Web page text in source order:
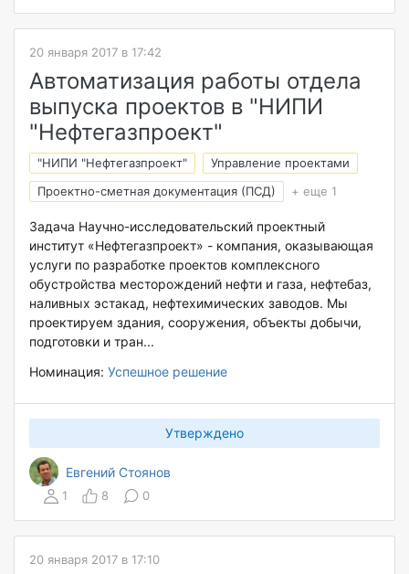
20 января 2017 в 17:42
Автоматизация работы отдела
выпуска проектов в "НИПИ
"Нефтегазпроект"
"НИПИ "Нефтегазпроект"
Управление проектами
Проектно-сметная документация (ПСД)
+ еще 1
Задача Научно-исследовательский проектный
институт «Нефтегазпроект» - компания, оказывающая
услуги по разработке проектов комплексного
обустройства месторождений нефти и газа, нефтебаз,
наливных эстакад, нефтехимических заводов. Мы
проектируем здания, сооружения, объекты добычи,
подготовки и тран...
Номинация: Успешное решение
Евгений Стоянов
Утверждено
1 8 0
20 января 2017 в 17:10